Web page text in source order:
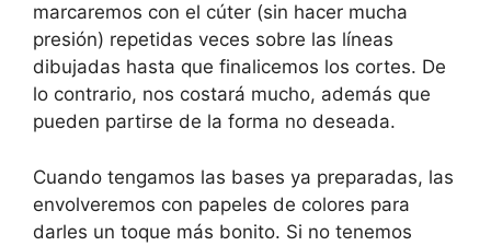
marcaremos con el cúter (sin hacer mucha
presión) repetidas veces sobre las líneas
dibujadas hasta que finalicemos los cortes. De
lo contrario, nos costará mucho, además que
pueden partirse de la forma no deseada.
Cuando tengamos las bases ya preparadas, las
envolveremos con papeles de colores para
darles un toque más bonito. Si no tenemos